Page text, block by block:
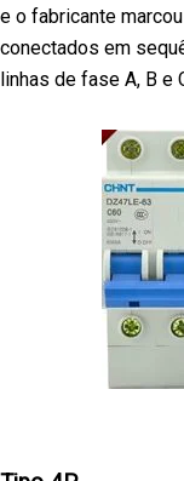
e o fabricante
conectados em
linhas de fase A, B e